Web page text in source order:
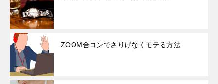
ZOOM合コンでさりげなくモテる方法